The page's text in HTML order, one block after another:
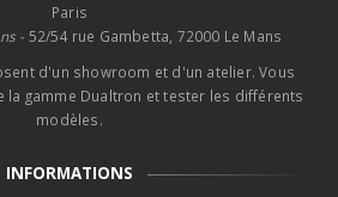
Paris
- 52/54 rue Gambetta, 72000 Le Mans
d'un showroom et d'un atelier. Vous
gamme Dualtron et tester les différents
modèles.
INFORMATIONS